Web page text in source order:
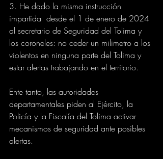
3. He dado la misma instrucción
impartida  desde el 1 de enero de 2024
al secretario de Seguridad del Tolima y
los coroneles: no ceder un milimetro a los
violentos en ninguna parte del Tolima y
estar alertas trabajando en el territorio.
Ente tanto, las autoridades
departamentales piden al Ejército, la
Policía y la Fiscalía del Tolima activar
mecanismos de seguridad ante posibles
alertas.